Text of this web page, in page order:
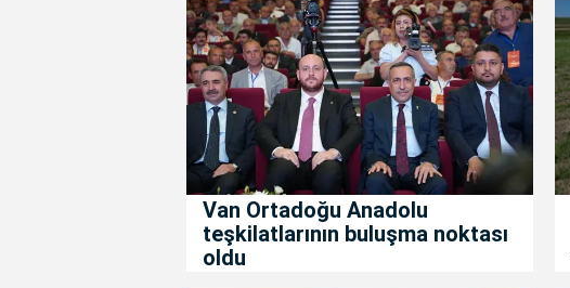
Van Ortadoğu Anadolu
teşkilatlarının buluşma noktası
oldu